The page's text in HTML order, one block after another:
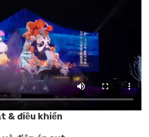
& điều khiển